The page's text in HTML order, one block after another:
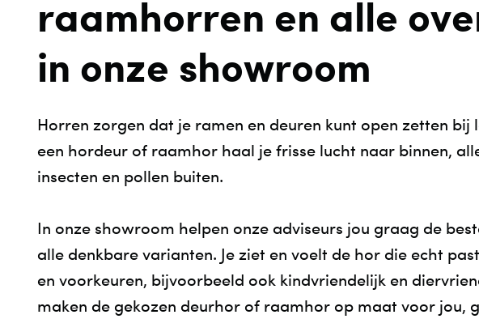
PARKET EN HOUTEN VLOEREN
VLOERKLEDEN
TRAP BEKLEDEN
VLOERVERWARMING
VLOERBESCHERMING
raamhorren en alle
in onze showroom
Horren zorgen dat je ramen en deuren kunt open zetten bij
een hordeur of raamhor haal je frisse lucht naar binnen,
insecten en pollen buiten.
In onze showroom helpen onze adviseurs jou graag de
alle denkbare varianten. Je ziet en voelt de hor die echt
en voorkeuren, bijvoorbeeld ook kindvriendelijk en
maken de gekozen deurhor of raamhor op maat voor jou,